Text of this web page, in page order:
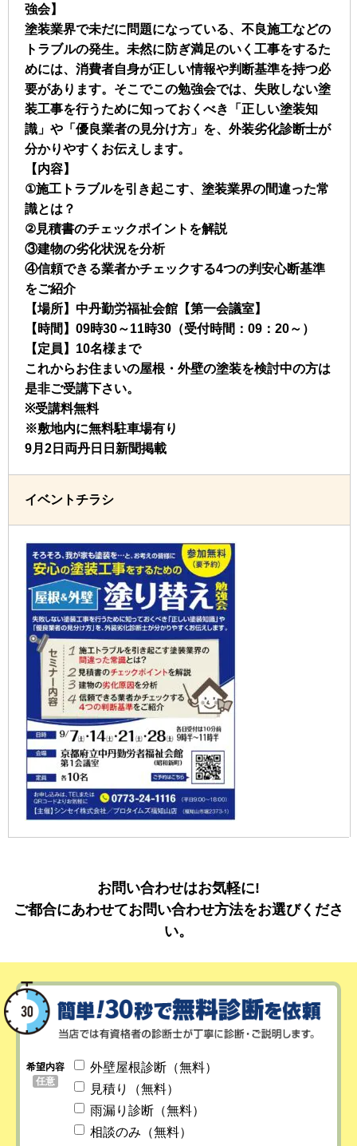
強会】
塗装業界で未だに問題になっている、不良施工などの
トラブルの発生。未然に防ぎ満足のいく工事をするた
めには、消費者自身が正しい情報や判断基準を持つ必
要があります。そこでこの勉強会では、失敗しない塗
装工事を行うために知っておくべき「正しい塗装知
識」や「優良業者の見分け方」を、外装劣化診断士が
分かりやすくお伝えします。
【内容】
①施工トラブルを引き起こす、塗装業界の間違った常
識とは？
②見積書のチェックポイントを解説
③建物の劣化状況を分析
④信頼できる業者かチェックする4つの判安心断基準
をご紹介
【場所】中丹勤労福祉会館【第一会議室】
【時間】09時30～11時30（受付時間：09：20～）
【定員】10名様まで
これからお住まいの屋根・外壁の塗装を検討中の方は
是非ご受講下さい。
※受講料無料
※敷地内に無料駐車場有り
9月2日両丹日日新聞掲載
イベントチラシ
お問い合わせはお気軽に!
ご都合にあわせてお問い合わせ方法をお選びくださ
い。
希望内容
任意
外壁屋根診断（無料）
見積り（無料）
雨漏り診断（無料）
相談のみ（無料）